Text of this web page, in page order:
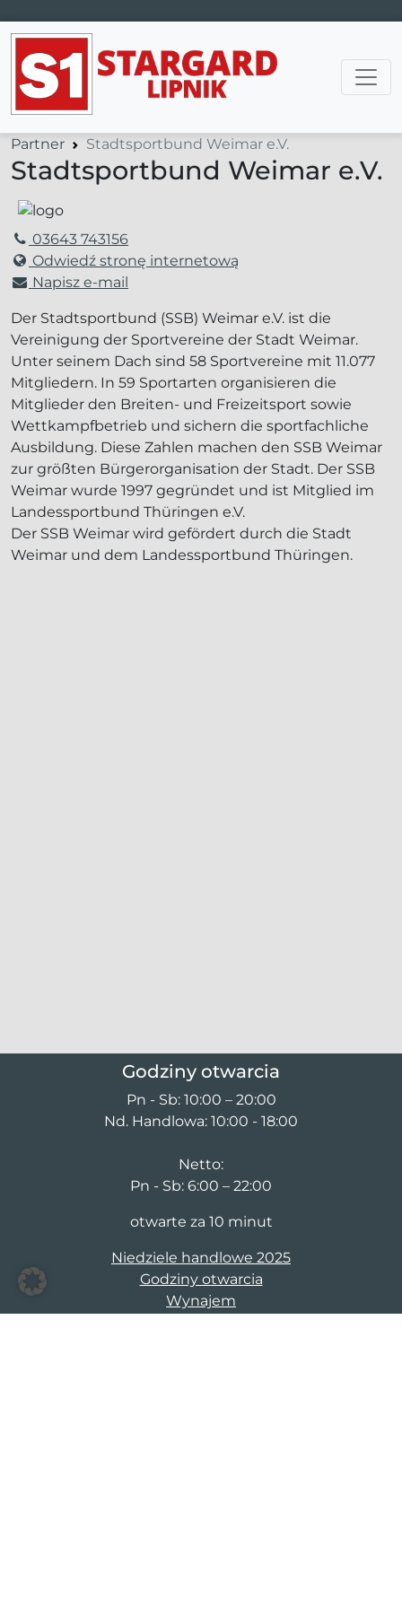
Main Navigation
Partner Stadtsportbund Weimar e.V.
Stadtsportbund Weimar e.V.
03643 743156
Odwiedź stronę internetową
Napisz e-mail
Der Stadtsportbund (SSB) Weimar e.V. ist die
Vereinigung der Sportvereine der Stadt Weimar.
Unter seinem Dach sind 58 Sportvereine mit 11.077
Mitgliedern. In 59 Sportarten organisieren die
Mitglieder den Breiten- und Freizeitsport sowie
Wettkampfbetrieb und sichern die sportfachliche
Ausbildung. Diese Zahlen machen den SSB Weimar
zur größten Bürgerorganisation der Stadt. Der SSB
Weimar wurde 1997 gegründet und ist Mitglied im
Landessportbund Thüringen e.V.
Der SSB Weimar wird gefördert durch die Stadt
Weimar und dem Landessportbund Thüringen.
Godziny otwarcia
Pn - Sb: 10:00 – 20:00
Nd. Handlowa: 10:00 - 18:00
Netto:
Pn - Sb: 6:00 – 22:00
otwarte za 10 minut
Niedziele handlowe 2025
Godziny otwarcia
Wynajem